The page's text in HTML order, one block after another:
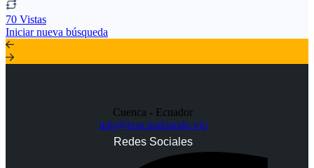
70 Vistas
Iniciar nueva búsqueda
Cuenca - Ecuador
info@buscandoando.vip
Redes Sociales